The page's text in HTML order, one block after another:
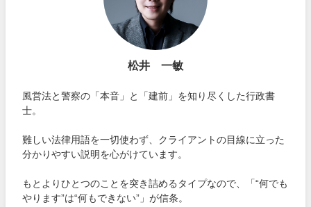
松井 一敏
風営法と警察の「本音」と「建前」を知り尽くした行政書
士。
難しい法律用語を一切使わず、クライアントの目線に立った
分かりやすい説明を心がけています。
もとよりひとつのことを突き詰めるタイプなので、「“何でも
やります”は“何もできない”」が信条。